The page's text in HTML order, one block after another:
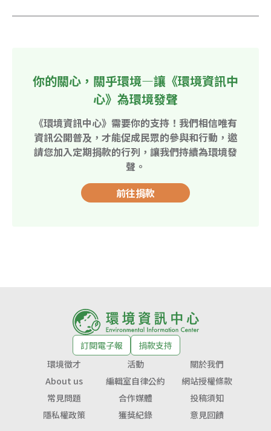
你的關心，關乎環境—讓《環境資訊中
心》為環境發聲
《環境資訊中心》需要你的支持！我們相信唯有
資訊公開普及，才能促成民眾的參與和行動，邀
請您加入定期捐款的行列，讓我們持續為環境發
聲。
前往捐款
訂閱電子報
捐款支持
環境徵才
活動
關於我們
About us
編輯室自律公約
網站授權條款
常見問題
合作媒體
投稿須知
隱私權政策
獲獎紀錄 意見回饋